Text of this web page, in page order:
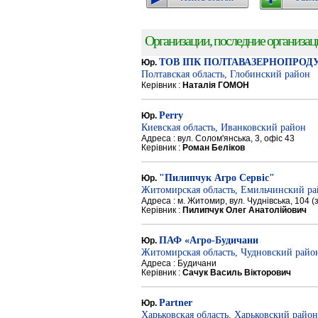
Организации, последние
Юр. ТОВ ІПК
Полтавская область, Глобинский район
Керівник : Наталія ГОМОН
Юр. Perry
Киевская область, Иванковский район
Адреса : вул. Солом'янська, 3, офіс 43
Керівник : Роман Беліков
Юр. "Пилипчук Агро Сервіс"
Житомирская область, Емильчинский
Адреса : м. Житомир, вул. Чуднівська, 104
Керівник : Пилипчук Олег Анатолійович
Юр. ПАФ «Агро-Будичани
Житомирская область, Чудновский
Адреса : Будичани
Керівник : Сачук Василь Вікторович
Юр. Partner
Харьковская область, Харьковский район